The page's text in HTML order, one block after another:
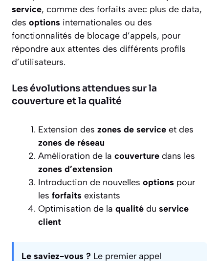
service, comme des forfaits avec plus de data,
des options internationales ou des
fonctionnalités de blocage d’appels, pour
répondre aux attentes des différents profils
d’utilisateurs.
Les évolutions attendues sur la
couverture et la qualité
Extension des zones de service et des
zones de réseau
Amélioration de la couverture dans les
zones d’extension
Introduction de nouvelles options pour
les forfaits existants
Optimisation de la qualité du service
client
Le saviez-vous ? Le premier appel